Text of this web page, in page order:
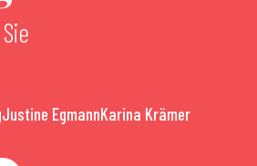
Justine EgmannKarina Krämer